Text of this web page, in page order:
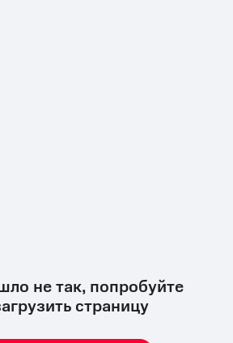
не так, попробуйте
страницу